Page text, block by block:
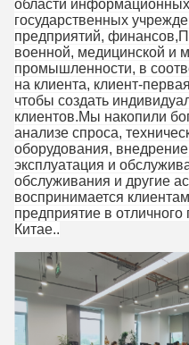
области
государственных
предприятий,
военной, медицинской и
промышленности, в
на клиента, клиент-
чтобы создать
клиентов.Мы накопили
анализе спроса,
оборудования,
эксплуатация и
обслуживания и другие
воспринимается
предприятие в
Китае..